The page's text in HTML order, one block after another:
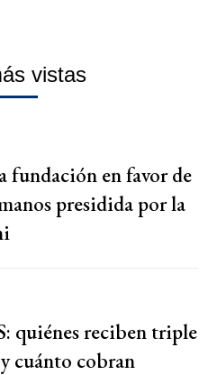
vistas
fundación en favor de
presidida por la
quiénes reciben triple
cuánto cobran